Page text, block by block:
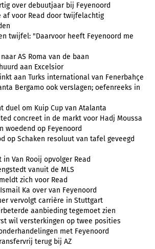
over debuutjaar bij Feyenoord
af voor Read door twijfelachtig
twijfel: "Daarvoor heeft Feyenoord me
AS Roma van de baan
aan Excelsior
aan Turks international van Fenerbahçe
Bergamo ook verslagen; oefenreeks in
duel om Kuip Cup van Atalanta
concreet in de markt voor Hadj Moussa
woedend op Feyenoord
op Schaken resoluut van tafel geveegd
in Van Rooij opvolger Read
vanuit de MLS
zich voor Read
Ka over van Feyenoord
vervolgt carrière in Stuttgart
aanbieding tegemoet zien
wil versterkingen op twee posities
met Feyenoord
terug bij AZ